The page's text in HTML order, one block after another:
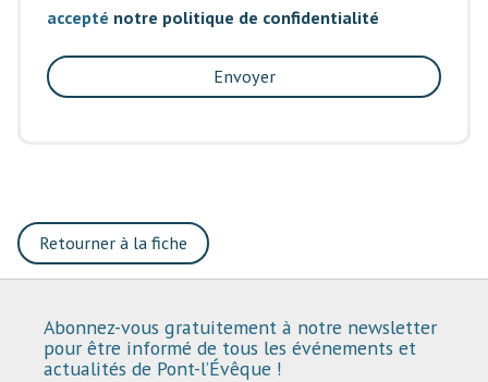
accepté notre politique de confidentialité
Envoyer
Retourner à la fiche
Abonnez-vous gratuitement à notre newsletter
pour être informé de tous les événements et
actualités de Pont-l’Évêque !